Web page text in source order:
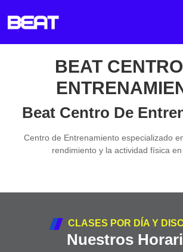
BEAT
Beat Centro De
Centro de Entrenamiento especializado
rendimiento y la actividad física en
CLASES POR DÍA Y
Nuestros